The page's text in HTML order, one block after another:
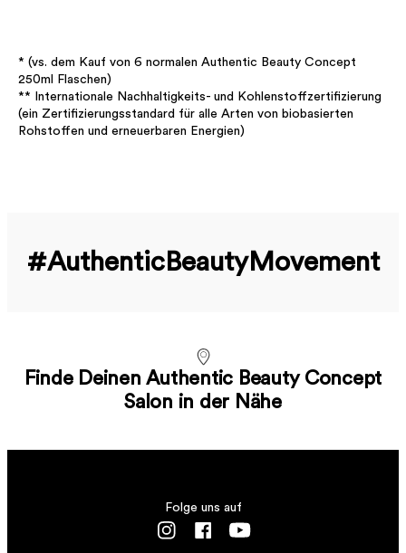
* (vs. dem Kauf von 6 normalen Authentic Beauty Concept
250ml Flaschen)
** Internationale Nachhaltigkeits- und Kohlenstoffzertifizierung
(ein Zertifizierungsstandard für alle Arten von biobasierten
Rohstoffen und erneuerbaren Energien)
#Authentic­Beauty­Movement
Finde Deinen Authentic Beauty Concept
Salon in der Nähe
Folge uns auf